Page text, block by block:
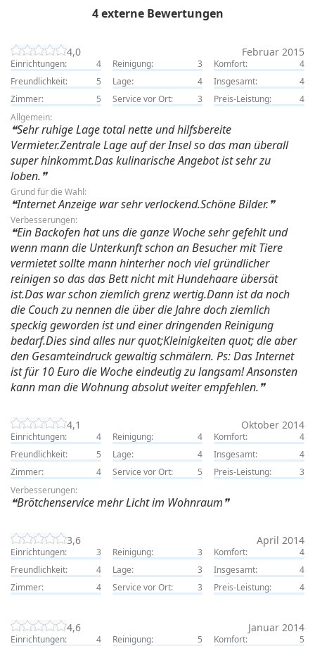
4 externe Bewertungen
4,0 Februar 2015
Einrichtungen: 4 Reinigung: 3 Komfort:
4
Freundlichkeit:
5 Lage: 4 Insgesamt:
4
Zimmer:
5 Service vor Ort: 3 Preis-Leistung:
4
Allgemein:
Sehr ruhige Lage total nette und hilfsbereite
Vermieter.Zentrale Lage auf der Insel so das man überall
super hinkommt.Das kulinarische Angebot ist sehr zu
loben.
Grund für die Wahl:
Internet Anzeige war sehr verlockend.Schöne Bilder.
Verbesserungen:
Ein Backofen hat uns die ganze Woche sehr gefehlt und
wenn mann die Unterkunft schon an Besucher mit Tiere
vermietet sollte mann hinterher noch viel gründlicher
reinigen so das das Bett nicht mit Hundehaare übersät
ist.Das war schon ziemlich grenz wertig.Dann ist da noch
die Couch zu nennen die über die Jahre doch ziemlich
speckig geworden ist und einer dringenden Reinigung
bedarf.Dies sind alles nur quot;Kleinigkeiten quot; die aber
den Gesamteindruck gewaltig schmälern. Ps: Das Internet
ist für 10 Euro die Woche eindeutig zu langsam! Ansonsten
kann man die Wohnung absolut weiter empfehlen.
4,1 Oktober 2014
Einrichtungen: 4 Reinigung: 4 Komfort:
4
Freundlichkeit:
5 Lage: 4 Insgesamt:
4
Zimmer:
4 Service vor Ort: 5 Preis-Leistung:
3
Verbesserungen:
Brötchenservice mehr Licht im Wohnraum
3,6 April 2014
Einrichtungen: 3 Reinigung: 3 Komfort:
4
Freundlichkeit:
4 Lage: 3 Insgesamt:
4
Zimmer:
4 Service vor Ort: 3 Preis-Leistung: 4
4,6 Januar 2014
Einrichtungen: 4 Reinigung: 5 Komfort:
5